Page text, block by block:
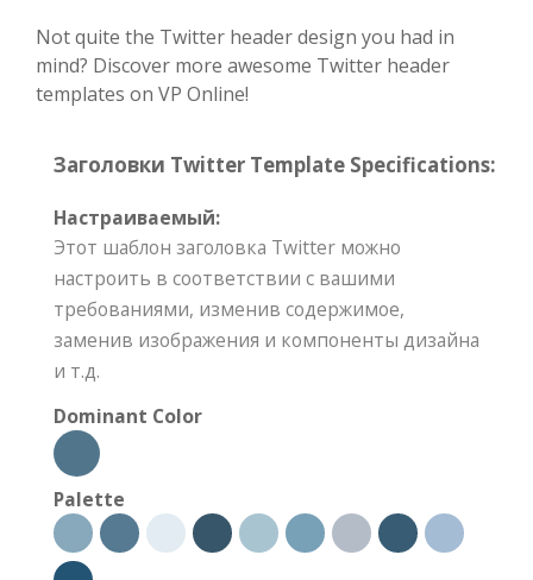
Not quite the Twitter header design you had in
mind? Discover more awesome Twitter header
templates on VP Online!
Заголовки Twitter Template Specifications:
Настраиваемый:
Этот шаблон заголовка Twitter можно
настроить в соответствии с вашими
требованиями, изменив содержимое,
заменив изображения и компоненты дизайна
и т.д.
Dominant Color
Palette